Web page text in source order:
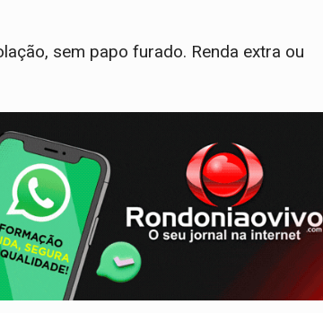
sem papo furado. Renda extra ou